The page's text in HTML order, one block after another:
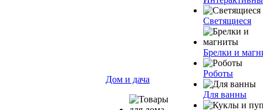
Дом и дача
Светящиеся
Брелки и
Роботы
Для ванны